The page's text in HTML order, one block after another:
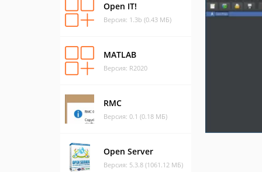
Open IT!
Версия: 1.3b (0.43 МБ)
MATLAB
Версия: R2020
RMC
Версия: 0.1 (0.18 МБ)
Open Server
Версия: 5.3.8 (1061.12 МБ)